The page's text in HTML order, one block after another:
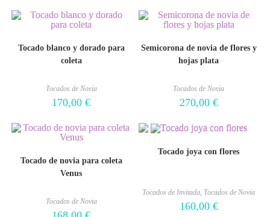
Tocado blanco y dorado para
coleta
Tocados de Novia
170,00€
Semicorona de novia de flores y
hojas plata
Tocados de Novia
270,00 €
Tocado de novia para coleta
Venus
Tocados de Novia
Tocado joya con flores
Tocados de Invitada, Tocados de Novia
160,00 €